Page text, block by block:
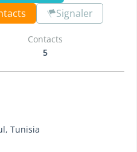
Signaler
Contacts
5
Tunisia